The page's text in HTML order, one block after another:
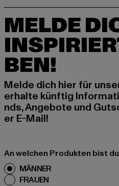
MELDE
BEN!
Melde dich hier für
erhalte künftig
nds, Angebote und
er E-Mail!
An welchen Produkten bist
MÄNNER
FRAUEN